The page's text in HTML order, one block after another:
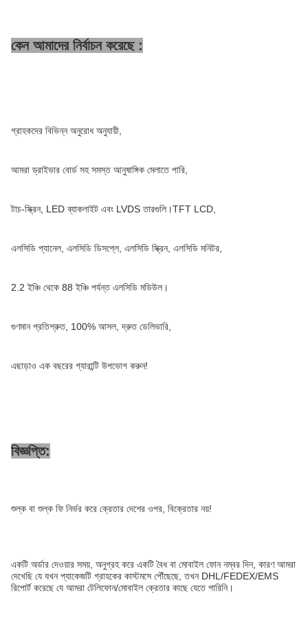
কেন আমাদের নির্বাচন করেছে :
গ্রাহকদের বিভিন্ন অনুরোধ অনুযায়ী,
আমরা ড্রাইভার বোর্ড সহ সমস্ত আনুষাঙ্গিক মেলাতে পারি,
টাচ-স্ক্রিন, LED ব্যাকলাইট এবং LVDS তারগুলি।TFT LCD,
এলসিডি প্যানেল, এলসিডি ডিসপ্লে, এলসিডি স্ক্রিন, এলসিডি মনিটর,
2.2 ইঞ্চি থেকে 88 ইঞ্চি পর্যন্ত এলসিডি মডিউল।
গুণমান প্রতিশ্রুত, 100% আসল, দ্রুত ডেলিভারি,
এছাড়াও এক বছরের গ্যারান্টি উপভোগ করুন!
বিজ্ঞপ্তি:
শুল্ক বা শুল্ক ফি নির্ভর করে ক্রেতার দেশের ওপর, বিক্রেতার নয়!
একটি অর্ডার দেওয়ার সময়, অনুগ্রহ করে একটি বৈধ বা মোবাইল ফোন নম্বর দিন, কারণ আমরা
দেখেছি যে যখন প্যাকেজটি গ্রাহকের কাস্টমসে পৌঁছেছে, তখন DHL/FEDEX/EMS
রিপোর্ট করেছে যে আমরা টেলিফোন/মোবাইল ক্রেতার কাছে যেতে পারিনি।